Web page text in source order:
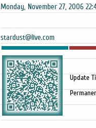
Monday, November 27, 2006
stardust@live.com
Update